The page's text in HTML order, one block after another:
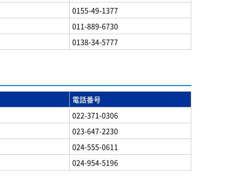
0155-49-1377
011-889-6730
0138-34-5777
電話番号
022-371-0306
023-647-2230
024-555-0611
024-954-5196